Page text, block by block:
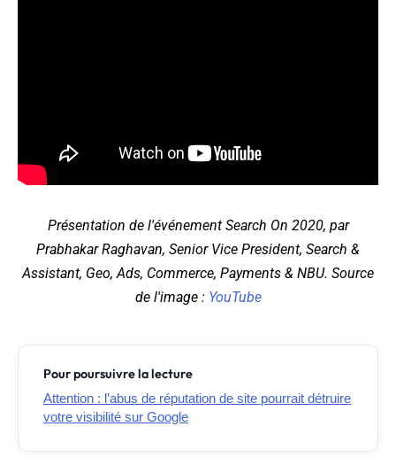
Présentation de l'événement Search On 2020, par
Prabhakar Raghavan, Senior Vice President, Search &
Assistant, Geo, Ads, Commerce, Payments & NBU. Source
de l'image : YouTube
Pour poursuivre la lecture
Attention : l’abus de réputation de site pourrait détruire
votre visibilité sur Google